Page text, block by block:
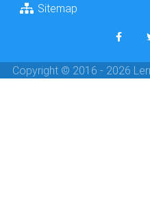
Sitemap
Copyright © 2016 - 2026